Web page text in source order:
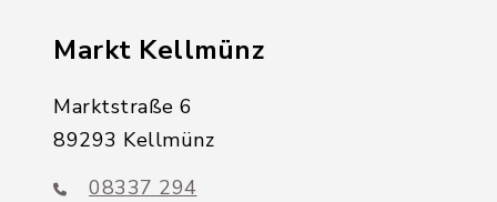
Markt Kellmünz
Marktstraße 6
89293 Kellmünz
08337 294